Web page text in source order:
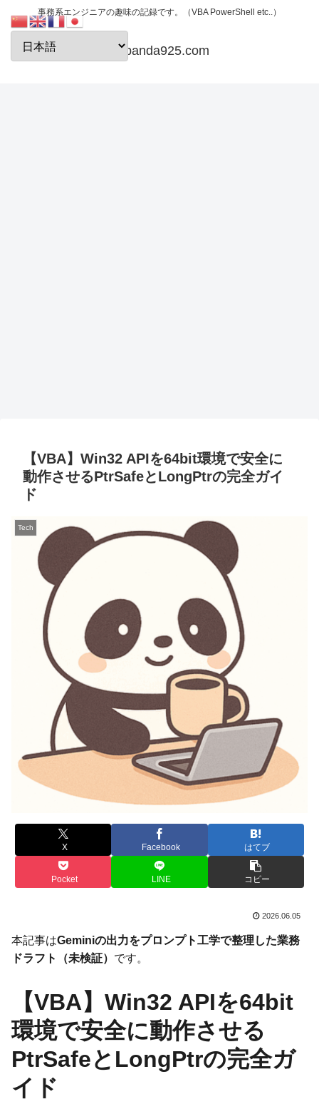
事務系エンジニアの趣味の記録です。（VBA PowerShell etc..）
papanda925.com
【VBA】Win32 APIを64bit環境で安全に
動作させるPtrSafeとLongPtrの完全ガイ
ド
Tech
X Facebook はてブ
Pocket LINE コピー
2026.06.05
本記事はGeminiの出力をプロンプト工学で整理した業務
ドラフト（未検証） です。
【VBA】Win32 APIを64bit
環境で安全に動作させる
PtrSafeとLongPtrの完全ガ
イド